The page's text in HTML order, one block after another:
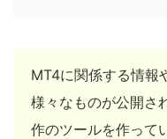
MT4に関係する情報
様々なものが公開さ
作のツールを作って